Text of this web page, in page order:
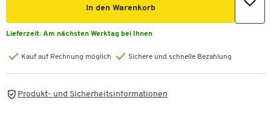
In den Warenkorb
Lieferzeit: Am nächsten Werktag bei Ihnen
Kauf auf Rechnung möglich Sichere und schnelle Bezahlung
Produkt- und Sicherheitsinformationen